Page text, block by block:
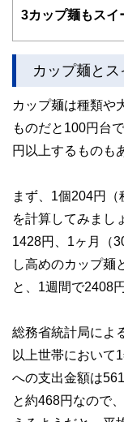
関わるこ
ドバイザ
士、行政
かしく感
をわかり
このよう
な情報発
私たちは
コンシェ
3カップ麺もス
カップ麺と
カップ麺は種類や
ものだと100円台
円以上するものも
まず、1個204円
を計算してみまし
1428円、1ヶ月（
し高めのカップ麺
と、1週間で2408
総務省統計局によ
以上世帯において
への支出金額は
と約468円なので